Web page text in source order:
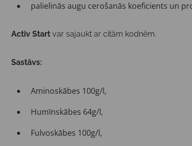
palielinās augu cerošanās koeficients un
Activ Startvar sajaukt ar citām kodnēm.
Sastāvs:
Aminoskābes 100g/l,
Humīnskābes 64g/l,
Fulvoskābes 100g/l,